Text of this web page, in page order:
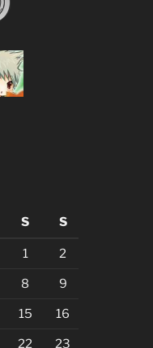
S S
1 2
8 9
15 16
22 23